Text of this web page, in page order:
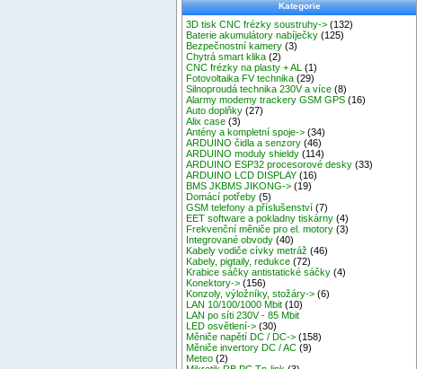
Kategorie
3D tisk CNC frézky soustruhy-> (132)
Baterie akumulátory nabíječky (125)
Bezpečnostní kamery (3)
Chytrá smart klika (2)
CNC frézky na plasty + AL
(1)
Fotovoltaika FV technika (29)
Silnoproudá technika 230V a více (8)
Alarmy modemy trackery GSM GPS (16)
Auto doplňky (27)
Alix case (3)
Antény a kompletní spoje-> (34)
ARDUINO čidla a senzory (46)
ARDUINO moduly shieldy (114)
ARDUINO ESP32 procesorové desky (33)
ARDUINO LCD DISPLAY (16)
BMS JKBMS JIKONG-> (19)
Domácí potřeby (5)
GSM telefony a příslušenství (7)
EET software a pokladny tiskárny (4)
Frekvenční měniče pro el. motory (3)
Integrované obvody (40)
Kabely vodiče cívky metráž (46)
Kabely, pigtaily, redukce (72)
Krabice sáčky antistatické sáčky (4)
Konektory-> (156)
Konzoly, výložníky, stožáry-> (6)
LAN 10/100/1000 Mbit (10)
LAN po síti 230V - 85 Mbit
LED osvětlení-> (30)
Měniče napětí DC / DC-> (158)
Měniče invertory DC / AC (9)
Meteo (2)